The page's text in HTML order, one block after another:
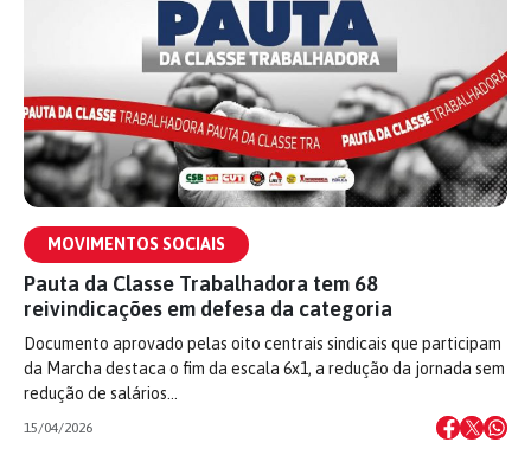
MOVIMENTOS SOCIAIS
Pauta da Classe Trabalhadora tem 68
reivindicações em defesa da categoria
Documento aprovado pelas oito centrais sindicais que participam
da Marcha destaca o fim da escala 6x1, a redução da jornada sem
redução de salários…
15/04/2026